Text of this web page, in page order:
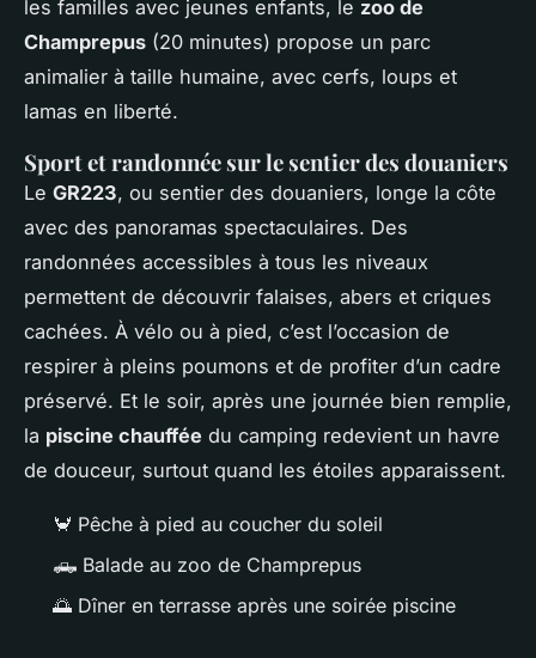
les familles avec jeunes enfants, le zoo de
Champrepus (20 minutes) propose un parc
animalier à taille humaine, avec cerfs, loups et
lamas en liberté.
Sport et randonnée sur le sentier des douaniers
Le GR223, ou sentier des douaniers, longe la côte
avec des panoramas spectaculaires. Des
randonnées accessibles à tous les niveaux
permettent de découvrir falaises, abers et criques
cachées. À vélo ou à pied, c’est l’occasion de
respirer à pleins poumons et de profiter d’un cadre
préservé. Et le soir, après une journée bien remplie,
la piscine chauffée du camping redevient un havre
de douceur, surtout quand les étoiles apparaissent.
🦀 Pêche à pied au coucher du soleil
🛻 Balade au zoo de Champrepus
🌅 Dîner en terrasse après une soirée piscine